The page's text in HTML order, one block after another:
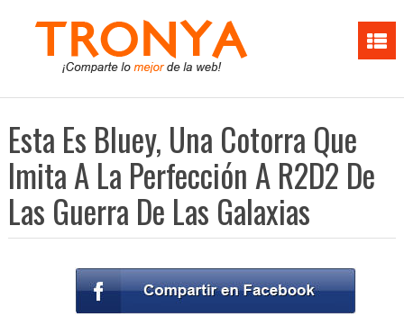
Esta Es Bluey, Una Cotorra Que
Imita A La Perfección A R2D2 De
Las Guerra De Las Galaxias